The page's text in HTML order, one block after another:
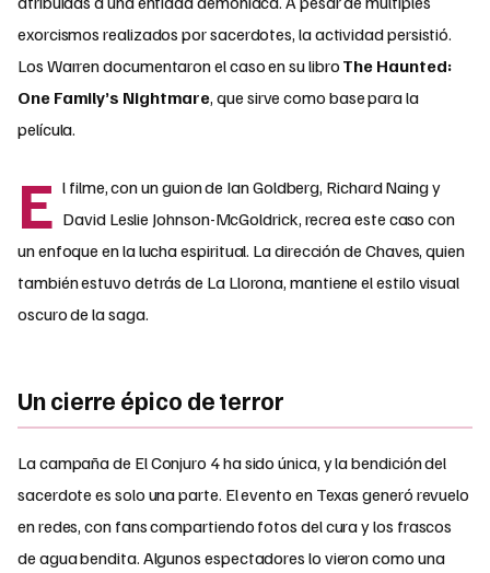
exorcismos realizados por sacerdotes, la actividad persistió.
Los Warren documentaron el caso en su libro The Haunted:
One Family’s Nightmare, que sirve como base para la
película.
E l filme, con un guion de Ian Goldberg, Richard Naing y
David Leslie Johnson-McGoldrick, recrea este caso con
un enfoque en la lucha espiritual. La dirección de Chaves, quien
también estuvo detrás de La Llorona, mantiene el estilo visual
oscuro de la saga.
Un cierre épico de terror
La campaña de El Conjuro 4 ha sido única, y la bendición del
sacerdote es solo una parte. El evento en Texas generó revuelo
en redes, con fans compartiendo fotos del cura y los frascos
de agua bendita. Algunos espectadores lo vieron como una